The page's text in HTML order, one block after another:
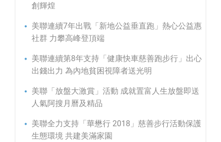
創輝煌
美聯連續7年出戰「新地公益垂直跑」熱心公益惠
社群 力攀高峰登頂端
美聯連續第8年支持「健康快車慈善跑步行」出心
出錢出力 為內地貧困視障者送光明
美聯「放盤大激賞」活動 成就置富人生放盤即送
人氣阿搜月曆及精品
美聯全力支持「華懋行 2018」慈善步行活動保護
生態環境 共建美滿家園